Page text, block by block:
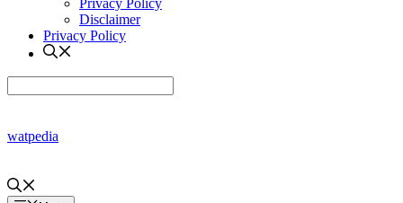
Privacy Policy
Disclaimer
Privacy Policy
watpedia